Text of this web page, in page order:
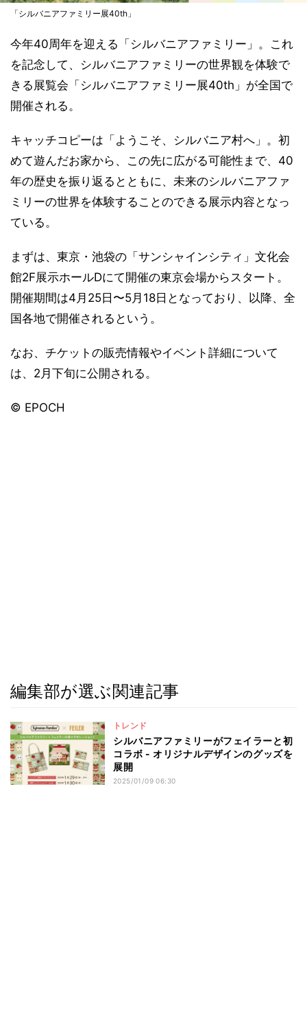
「シルバニアファミリー展40th」
今年40周年を迎える「シルバニアファミリー」。これ
を記念して、シルバニアファミリーの世界観を体験で
きる展覧会「シルバニアファミリー展40th」が全国で
開催される。
キャッチコピーは「ようこそ、シルバニア村へ」。初
めて遊んだお家から、この先に広がる可能性まで、40
年の歴史を振り返るとともに、未来のシルバニアファ
ミリーの世界を体験することのできる展示内容となっ
ている。
まずは、東京・池袋の「サンシャインシティ」文化会
館2F展示ホールDにて開催の東京会場からスタート。
開催期間は4月25日〜5月18日となっており、以降、全
国各地で開催されるという。
なお、チケットの販売情報やイベント詳細について
は、2月下旬に公開される。
© EPOCH
編集部が選ぶ関連記事
トレンド
シルバニアファミリーがフェイラーと初
コラボ - オリジナルデザインのグッズを
展開
2025/01/09 06:30